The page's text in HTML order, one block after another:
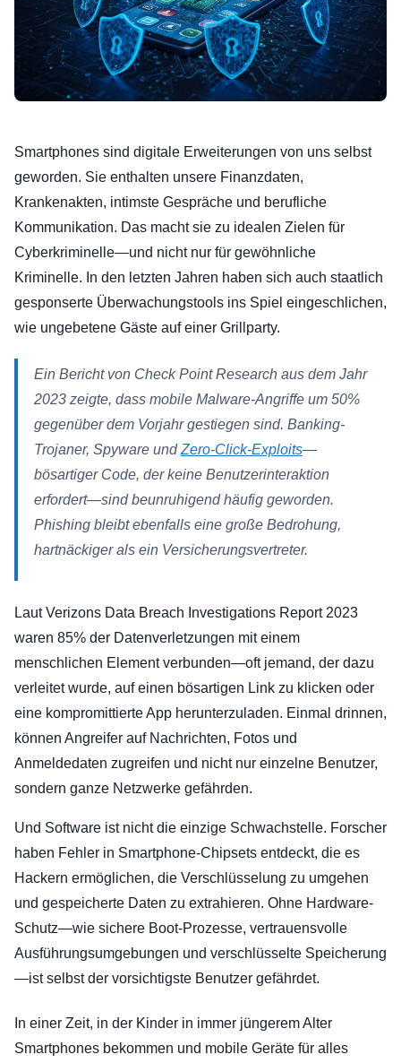
Smartphones sind digitale Erweiterungen von uns selbst
geworden. Sie enthalten unsere Finanzdaten,
Krankenakten, intimste Gespräche und berufliche
Kommunikation. Das macht sie zu idealen Zielen für
Cyberkriminelle—und nicht nur für gewöhnliche
Kriminelle. In den letzten Jahren haben sich auch staatlich
gesponserte Überwachungstools ins Spiel eingeschlichen,
wie ungebetene Gäste auf einer Grillparty.
Ein Bericht von Check Point Research aus dem Jahr
2023 zeigte, dass mobile Malware-Angriffe um 50%
gegenüber dem Vorjahr gestiegen sind. Banking-
Trojaner, Spyware undZero-Click-Exploits—
bösartiger Code, der keine Benutzerinteraktion
erfordert—sind beunruhigend häufig geworden.
Phishing bleibt ebenfalls eine große Bedrohung,
hartnäckiger als ein Versicherungsvertreter.
Laut Verizons Data Breach Investigations Report 2023
waren 85% der Datenverletzungen mit einem
menschlichen Element verbunden—oft jemand, der dazu
verleitet wurde, auf einen bösartigen Link zu klicken oder
eine kompromittierte App herunterzuladen. Einmal drinnen,
können Angreifer auf Nachrichten, Fotos und
Anmeldedaten zugreifen und nicht nur einzelne Benutzer,
sondern ganze Netzwerke gefährden.
Und Software ist nicht die einzige Schwachstelle. Forscher
haben Fehler in Smartphone-Chipsets entdeckt, die es
Hackern ermöglichen, die Verschlüsselung zu umgehen
und gespeicherte Daten zu extrahieren. Ohne Hardware-
Schutz—wie sichere Boot-Prozesse, vertrauensvolle
Ausführungsumgebungen und verschlüsselte Speicherung
—ist selbst der vorsichtigste Benutzer gefährdet.
In einer Zeit, in der Kinder in immer jüngerem Alter
Smartphones bekommen und mobile Geräte für alles